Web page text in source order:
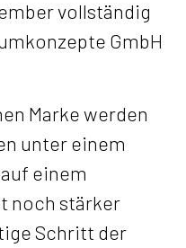
vollständig
GmbH
Marke werden
unter einem
einem
noch stärker
Schritt der